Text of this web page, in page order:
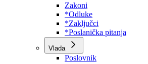
Poslovnik
Program rada Skupštine
Budžet 2026
Zakoni
*Odluke
*Zaključci
*Poslanička pitanja